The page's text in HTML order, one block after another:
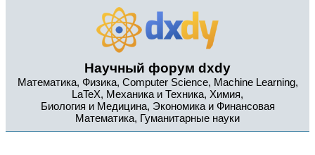
Научный форум dxdy
Математика, Физика, Computer Science, Machine Learning,
LaTeX, Механика и Техника, Химия,
Биология и Медицина, Экономика и Финансовая
Математика, Гуманитарные науки